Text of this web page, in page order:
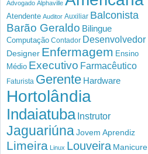
Advogado Alphaville
Atendente Auditor Auxiliar Balconista
Barão Geraldo Bilingue
Computação Contador Desenvolvedor
Designer Enfermagem Ensino
Médio Executivo Farmacêutico
Faturista Gerente Hardware
Hortolândia
Indaiatuba Instrutor
Jaguariúna Jovem Aprendiz
Limeira Linux Louveira Manicure